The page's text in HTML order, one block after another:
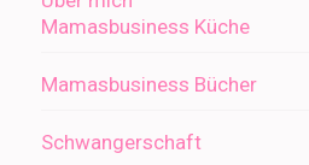
Mamasbusiness Küche
Mamasbusiness Bücher
Schwangerschaft